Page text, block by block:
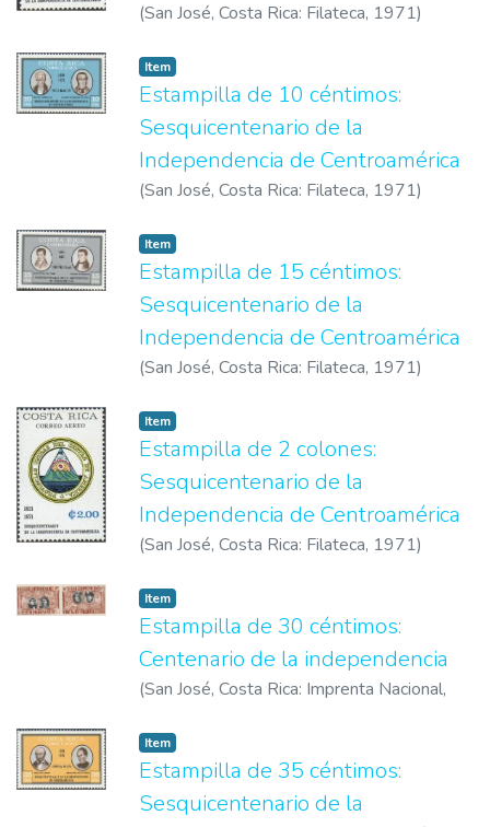
(San José, Costa Rica: Filateca, 1971)
Item
Estampilla de 10 céntimos:
Sesquicentenario de la
Independencia de Centroamérica
(San José, Costa Rica: Filateca, 1971)
Item
Estampilla de 15 céntimos:
Sesquicentenario de la
Independencia de Centroamérica
(San José, Costa Rica: Filateca, 1971)
Item
Estampilla de 2 colones:
Sesquicentenario de la
Independencia de Centroamérica
(San José, Costa Rica: Filateca, 1971)
Item
Estampilla de 30 céntimos:
Centenario de la independencia
(San José, Costa Rica: Imprenta Nacional,
Item
Estampilla de 35 céntimos:
Sesquicentenario de la